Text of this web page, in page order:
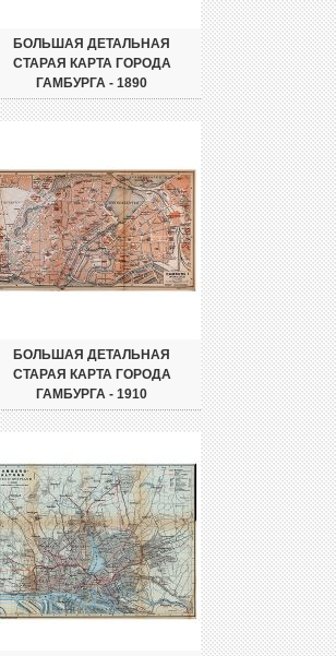
БОЛЬШАЯ ДЕТАЛЬНАЯ
СТАРАЯ КАРТА ГОРОДА
ГАМБУРГА - 1890
БОЛЬШАЯ ДЕТАЛЬНАЯ
СТАРАЯ КАРТА ГОРОДА
ГАМБУРГА - 1910